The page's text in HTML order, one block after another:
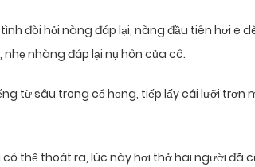
đòi hỏi nàng đáp lại, nàng đầu tiên hơi e
nhàng đáp lại nụ hôn của cô.
từ sâu trong cổ họng, tiếp lấy cái lưỡi
thể thoát ra, lúc này hơi thở hai người đã